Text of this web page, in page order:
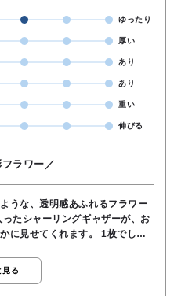
ゆったり
厚い
あり
あり
重い
伸びる
ラワー／
うな、透明感あふれるフラワー
てくれます。 1枚でしっ
ノースリーブのよ
なフレンチスリーブなので、二
見る